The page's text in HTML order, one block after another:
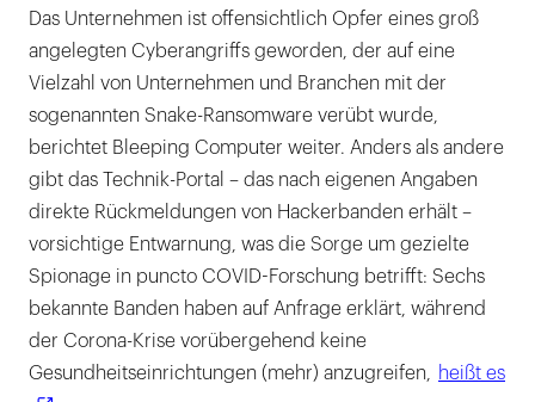
Das Unternehmen ist offensichtlich Opfer eines groß
angelegten Cyberangriffs geworden, der auf eine
Vielzahl von Unternehmen und Branchen mit der
sogenannten Snake-Ransomware verübt wurde,
berichtet Bleeping Computer weiter. Anders als andere
gibt das Technik-Portal – das nach eigenen Angaben
direkte Rückmeldungen von Hackerbanden erhält –
vorsichtige Entwarnung, was die Sorge um gezielte
Spionage in puncto COVID-Forschung betrifft: Sechs
bekannte Banden haben auf Anfrage erklärt, während
der Corona-Krise vorübergehend keine
Gesundheitseinrichtungen (mehr) anzugreifen,
heißt es